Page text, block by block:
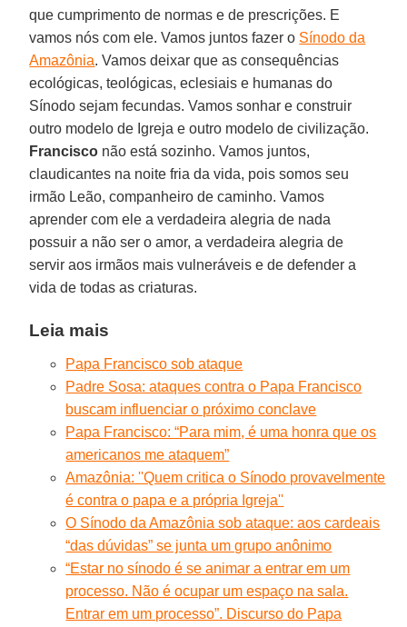
que cumprimento de normas e de prescrições. E
vamos nós com ele. Vamos juntos fazer o Sínodo da
Amazônia. Vamos deixar que as consequências
ecológicas, teológicas, eclesiais e humanas do
Sínodo sejam fecundas. Vamos sonhar e construir
outro modelo de Igreja e outro modelo de civilização.
Francisco não está sozinho. Vamos juntos,
claudicantes na noite fria da vida, pois somos seu
irmão Leão, companheiro de caminho. Vamos
aprender com ele a verdadeira alegria de nada
possuir a não ser o amor, a verdadeira alegria de
servir aos irmãos mais vulneráveis e de defender a
vida de todas as criaturas.
Leia mais
Papa Francisco sob ataque
Padre Sosa: ataques contra o Papa Francisco
buscam influenciar o próximo conclave
Papa Francisco: “Para mim, é uma honra que os
americanos me ataquem”
Amazônia: ''Quem critica o Sínodo provavelmente
é contra o papa e a própria Igreja''
O Sínodo da Amazônia sob ataque: aos cardeais
“das dúvidas” se junta um grupo anônimo
“Estar no sínodo é se animar a entrar em um
processo. Não é ocupar um espaço na sala.
Entrar em um processo”. Discurso do Papa